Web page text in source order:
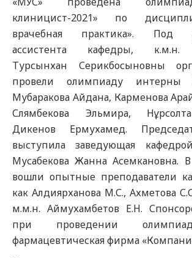
клиницист-2021» по
врачебная практика». Под
ассистента кафедры, к.м.н.
Турсынхан Серикбосыновны
провели олимпиаду интерны
Мубаракова Айдана, Карменова
Слямбекова Эльмира,
Дикенов Ермухамед.
выступила заведующая
Мусабекова Жанна Асемкановна.
вошли опытные преподаватели
как Алдиярханова М.С., Ахметова
м.м.н. Аймухамбетов Е.Н.
при проведении
фармацевтическая фирма